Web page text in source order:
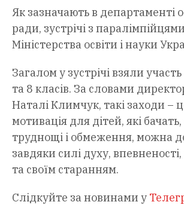
Як зазначають в департаменті
ради, зустрічі з
Міністерства освіти і науки
Загалом у зустрічі взяли
та 8 класів. За словами
Наталі Климчук, такі заходи –
мотивація для дітей, які
труднощі і обмеження, можна
завдяки силі духу,
та своїм старанням.
Слідкуйте за новинами у